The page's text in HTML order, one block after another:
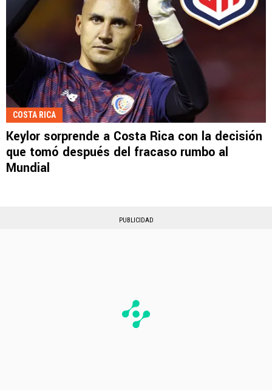
COSTA RICA
Keylor sorprende a Costa Rica con la decisión
que tomó después del fracaso rumbo al
Mundial
PUBLICIDAD